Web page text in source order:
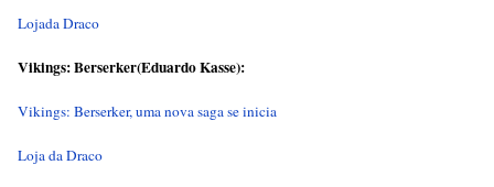
Lojada Draco
Vikings: Berserker(Eduardo Kasse):
Vikings: Berserker, uma nova saga se inicia
Loja da Draco